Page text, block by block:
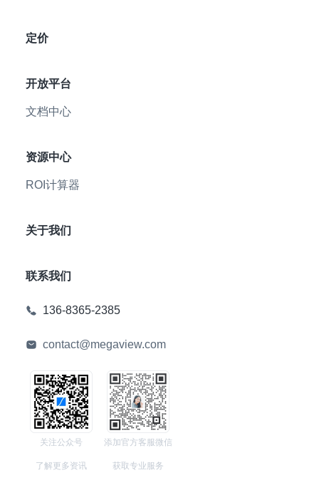
定价
开放平台
文档中心
资源中心
ROI计算器
关于我们
联系我们
136-8365-2385
contact@megaview.com
关注公众号
了解更多资讯
添加官方客服微信
获取专业服务